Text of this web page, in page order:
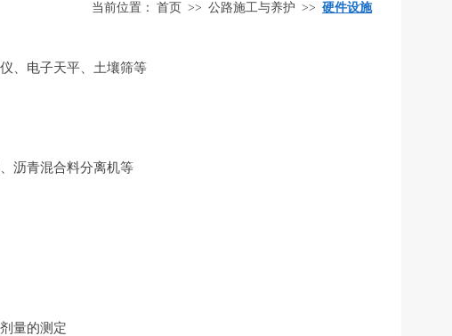
当前位置： 首页 >> 公路施工与养护 >> 硬件设施
、电子天平、土壤筛等
沥青混合料分离机等
量的测定